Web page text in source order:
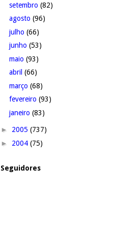
setembro (82)
agosto (96)
julho (66)
junho (53)
maio (93)
abril (66)
março (68)
fevereiro (93)
janeiro (83)
► 2005 (737)
► 2004 (75)
Seguidores